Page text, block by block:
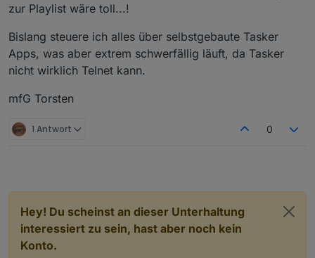
zur Playlist wäre toll...!
Bislang steuere ich alles über selbstgebaute Tasker
Apps, was aber extrem schwerfällig läuft, da Tasker
nicht wirklich Telnet kann.
mfG Torsten
1 Antwort 0
Hey! Du scheinst an dieser Unterhaltung
interessiert zu sein, hast aber noch kein
Konto.